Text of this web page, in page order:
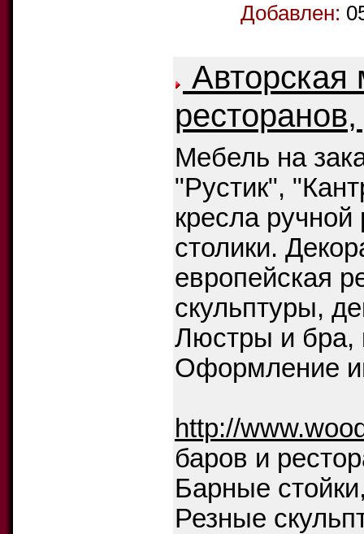
Добавлен:
Авторская
Мебель на
"Рустик",
кресла
столики.
европейская
скульптуры,
Люстры и бра,
Оформление
http://
баров и
Барные
Резные